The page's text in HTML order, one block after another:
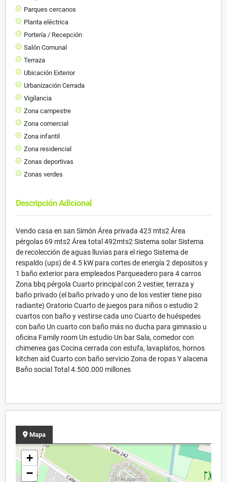
Parques cercanos
Planta eléctrica
Portería / Recepción
Salón Comunal
Terraza
Ubicación Exterior
Urbanización Cerrada
Vigilancia
Zona campestre
Zona comercial
Zona infantil
Zona residencial
Zonas deportivas
Zonas verdes
Descripción Adicional
Vendo casa en san Simón Área privada 423 mts2 Área
pérgolas 69 mts2 Área total 492mts2 Sistema solar Sistema
de recolección de aguas lluvias para el riego Sistema de
respaldo (ups) de 4.5 kW para cortes de energía 2 depositos y
1 baño exterior para empleados Parqueadero para 4 carros
Zona bbq pérgola Cuarto principal con 2 vestier, terraza y
baño privado (el baño privado y uno de los vestier tiene piso
radiante) Oratorio Cuarto de juegos para niños o estudio 2
cuartos con baño y vestirse cada uno Cuarto de huéspedes
con baño Un cuarto con baño más no ducha para gimnasio u
oficina Family room Un estudio Un bar Sala, comedor con
chimenea gas Cocina cerrada con estufa, lavaplatos, hornos
kitchen aid Cuarto con baño servicio Zona de ropas Y alacena
Baño social Total 4.500.000 millones
Mapa
+
−